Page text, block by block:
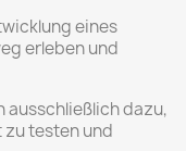
eines
erleben und
ausschließlich dazu,
zu testen und